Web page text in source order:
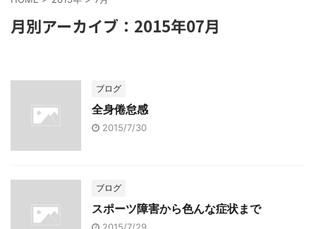
月別アーカイブ：2015年07月
ブログ
全身倦怠感
2015/7/30
ブログ
スポーツ障害から色んな症状まで